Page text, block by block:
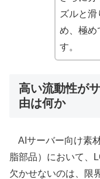
ズルと
め、極め
す。
高い流動性が
由は何か
AIサーバー向け素
脂部品）において、
欠かせないのは、限